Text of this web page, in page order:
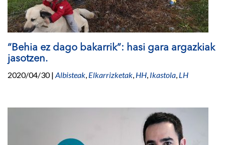
“Behia ez dago bakarrik”: hasi gara argazkiak
jasotzen.
2020/04/30| Albisteak, Elkarrizketak, HH, Ikastola, LH